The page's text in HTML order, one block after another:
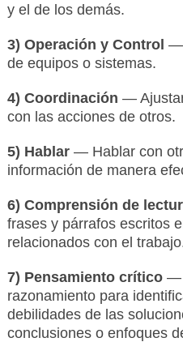
y el de los demás.
3) Operación y Control —
de equipos o sistemas.
4) Coordinación —
con las acciones de otros.
5) Hablar— Hablar con
información de manera
6) Comprensión de
frases y párrafos escritos
relacionados con el
7) Pensamiento crítico—
razonamiento para
debilidades de las
conclusiones o enfoques